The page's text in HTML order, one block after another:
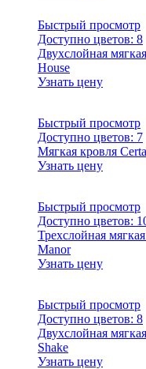
Быстрый просмотр
Доступно цветов: 8
Двухслойная
House
Узнать цену
Быстрый просмотр
Доступно цветов: 7
Мягкая кровля
Узнать цену
Быстрый просмотр
Доступно цветов:
Трехслойная
Manor
Узнать цену
Быстрый просмотр
Доступно цветов: 8
Двухслойная
Shake
Узнать цену